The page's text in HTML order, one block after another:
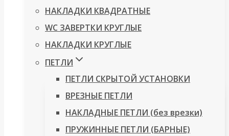
НАКЛАДКИ КВАДРАТНЫЕ
WC ЗАВЕРТКИ КРУГЛЫЕ
НАКЛАДКИ КРУГЛЫЕ
ПЕТЛИ
ПЕТЛИ СКРЫТОЙ УСТАНОВКИ
ВРЕЗНЫЕ ПЕТЛИ
НАКЛАДНЫЕ ПЕТЛИ (без врезки)
ПРУЖИННЫЕ ПЕТЛИ (БАРНЫЕ)